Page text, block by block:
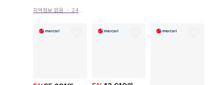
계
지역정보 없음 ・ 24일 전